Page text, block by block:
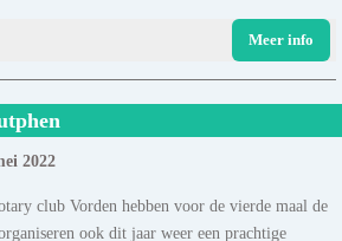
Meer info
2022
club Vorden hebben voor de vierde maal de
ook dit jaar weer een prachtige